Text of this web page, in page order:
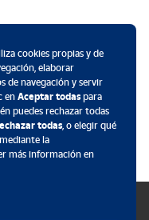
vegetal
monarcas españoles
zócalo de cerámica
mediante la técnica del
Doncellas estuvo
una fuente renacentista
Después de las
se creó en el siglo
cookies propias y de
elaborar
de navegación y servir
en Aceptar todaspara
puedes rechazar todas
todas, o elegir qué
la
más información en